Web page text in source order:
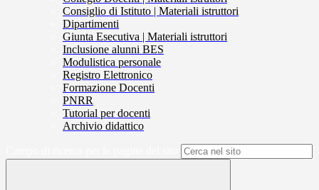
Consiglio di Istituto | Materiali istruttori
Dipartimenti
Giunta Esecutiva | Materiali istruttori
Inclusione alunni BES
Modulistica personale
Registro Elettronico
Formazione Docenti
PNRR
Tutorial per docenti
Archivio didattico